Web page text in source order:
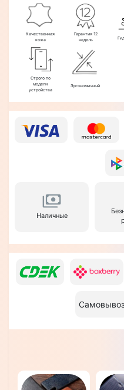
Качественная
кожа
Гарантия 12
недель
Строго по
модели
устройства
Эргономичный
Наличные